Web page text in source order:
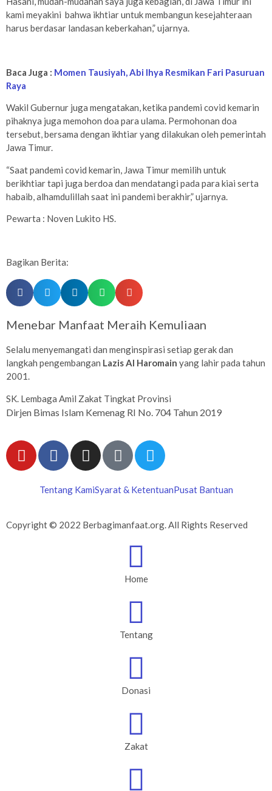
kami meyakini bahwa ikhtiar untuk membangun kesejahteraan
harus berdasar landasan keberkahan,” ujarnya.
Baca Juga : Momen Tausiyah, Abi Ihya Resmikan Fari Pasuruan
Raya
Wakil Gubernur juga mengatakan, ketika pandemi covid kemarin
pihaknya juga memohon doa para ulama. Permohonan doa
tersebut, bersama dengan ikhtiar yang dilakukan oleh pemerintah
Jawa Timur.
“Saat pandemi covid kemarin, Jawa Timur memilih untuk
berikhtiar tapi juga berdoa dan mendatangi pada para kiai serta
habaib, alhamdulillah saat ini pandemi berakhir,” ujarnya.
Pewarta : Noven Lukito HS.
Bagikan Berita:
Menebar Manfaat Meraih Kemuliaan
Selalu menyemangati dan menginspirasi setiap gerak dan
langkah pengembangan Lazis Al Haromain yang lahir pada tahun
2001.
SK. Lembaga Amil Zakat Tingkat Provinsi
Dirjen Bimas Islam Kemenag RI No. 704 Tahun 2019
Tentang KamiSyarat & KetentuanPusat Bantuan
Copyright © 2022 Berbagimanfaat.org. All Rights Reserved
Home
Tentang
Donasi
Zakat